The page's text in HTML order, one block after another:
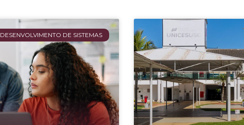
DE SISTEMAS